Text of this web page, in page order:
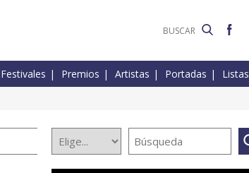
Festivales Premios Artistas Portadas Listas